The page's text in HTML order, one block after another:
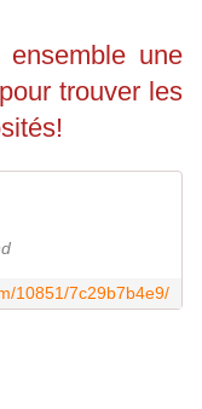
une
trouver les
10851/7c29b7b4e9/